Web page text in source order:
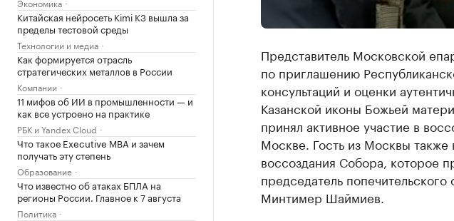
Китайская нейросеть Kimi K3 вышла за
пределы тестовой среды
Технологии и медиа
Как формируется отрасль
стратегических металлов в России
Компании
11 мифов об ИИ в промышленности — и
как все устроено на практике
РБК и Yandex Cloud
Что такое Executive MBA и зачем
получать эту степень
Образование
Что известно об атаках БПЛА на
регионы России. Главное к 7 августа
Политика
Представитель Московской
по приглашению
консультаций и оценки
Казанской иконы Божьей
принял активное участие в
Москве. Гость из Москвы
воссоздания Собора, которое
председатель
Минтимер Шаймиев.